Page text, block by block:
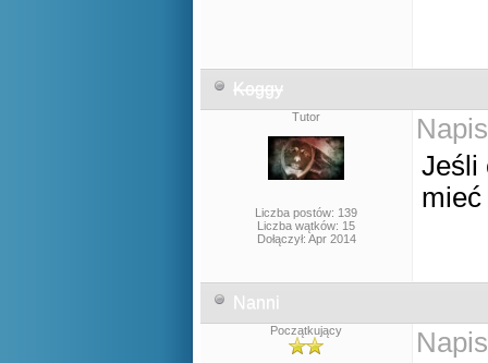
Koggy
Tutor
Liczba postów: 139
Liczba wątków: 15
Dołączył: Apr 2014
Jeśli
mieć
Nanni
Początkujący